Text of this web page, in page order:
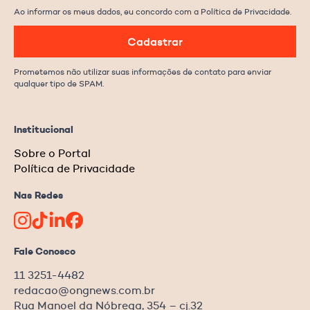
Institucional
Sobre o Portal
Política de Privacidade
Nas Redes
Fale Conosco
11 3251-4482
redacao@ongnews.com.br
Rua Manoel da Nóbrega, 354 – cj.32
Ao informar os meus dados, eu concordo com a Política de Privacidade.
Cadastrar
Prometemos não utilizar suas informações de contato para enviar
qualquer tipo de SPAM.